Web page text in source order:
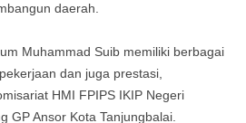
daerah.
Muhammad Suib memiliki berbagai
dan juga prestasi,
HMI FPIPS IKIP Negeri
GP Ansor Kota Tanjungbalai.